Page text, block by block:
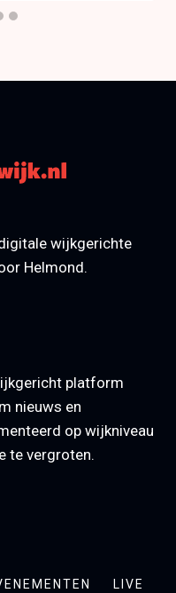
wijkgerichte
Helmond.
platform
nieuws en
op wijkniveau
te vergroten.
LIVE